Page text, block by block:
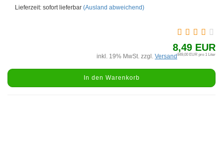
Lieferzeit: sofort lieferbar (Ausland abweichend)
8,49 EUR
849,00 EUR pro 1 Liter
inkl. 19% MwSt. zzgl. Versand
In den Warenkorb